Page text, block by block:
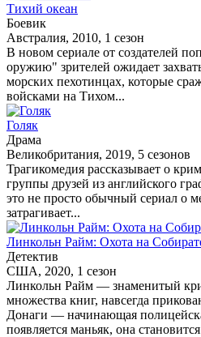
Тихий океан
Боевик
Австралия, 2010, 1 сезон
В новом сериале от создателей
оружию" зрителей ожидает
морских пехотинцах, которые
войсками на Тихом...
Голяк
Драма
Великобритания, 2019, 5 сезонов
Трагикомедия рассказывает о
группы друзей из английского
это не просто обычный сериал о
затрагивает...
Линкольн Райм: Охота на
Детектив
США, 2020, 1 сезон
Линкольн Райм — знаменитый
множества книг, навсегда
Донаги — начинающая
появляется маньяк, она